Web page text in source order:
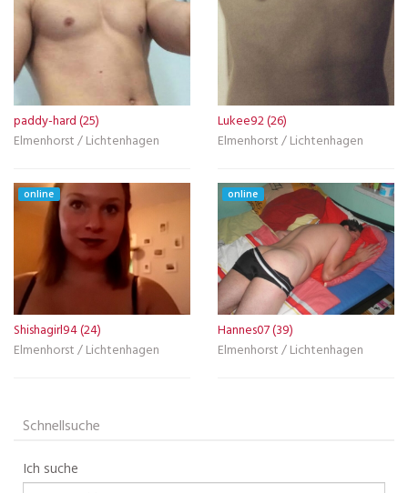
paddy-hard (25)
Elmenhorst / Lichtenhagen
Lukee92 (26)
Elmenhorst / Lichtenhagen
online
Shishagirl94 (24)
Elmenhorst / Lichtenhagen
online
Hannes07 (39)
Elmenhorst / Lichtenhagen
Schnellsuche
Ich suche